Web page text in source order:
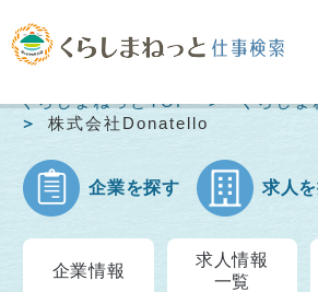
くらしまねっとTOP
くらしま
株式会社Donatello
企業を探す 求人
企業情報
求人情報
一覧